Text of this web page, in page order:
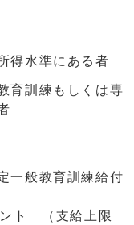
得水準にある者
育訓練もしくは専
一般教育訓練給付
ント （支給上限